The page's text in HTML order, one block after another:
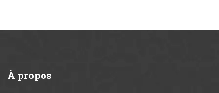
À propos